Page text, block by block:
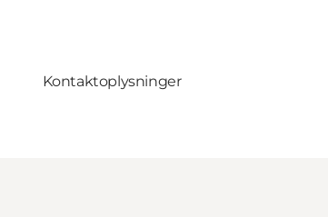
Kontaktoplysninger